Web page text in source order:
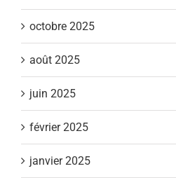
octobre 2025
août 2025
juin 2025
février 2025
janvier 2025